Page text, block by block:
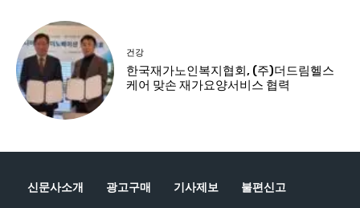
신문사소개 광고구매 기사제보 불편신고